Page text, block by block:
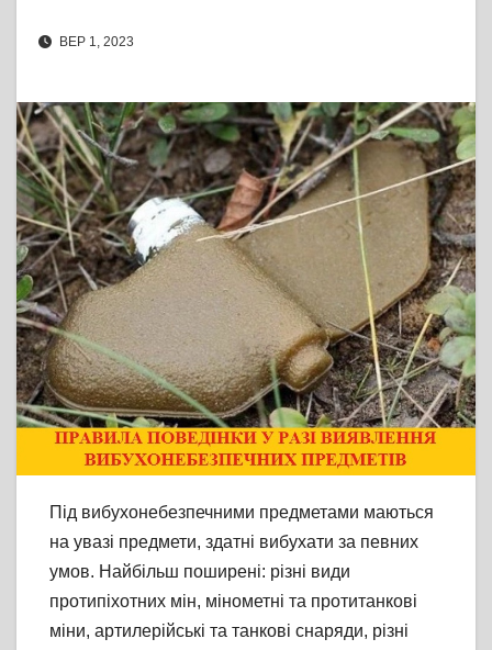
ВЕР 1, 2023
Під вибухонебезпечними предметами маються
на увазі предмети, здатні вибухати за певних
умов. Найбільш поширені: різні види
протипіхотних мін, мінометні та протитанкові
міни, артилерійські та танкові снаряди, різні